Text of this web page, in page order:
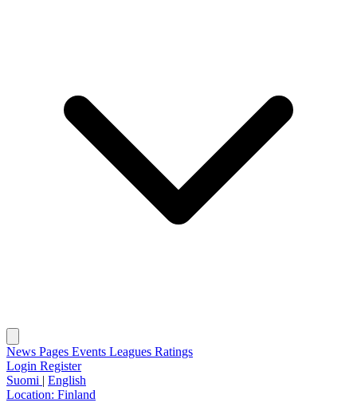
News Pages Events Leagues Ratings
Login Register
Suomi | English
Location: Finland